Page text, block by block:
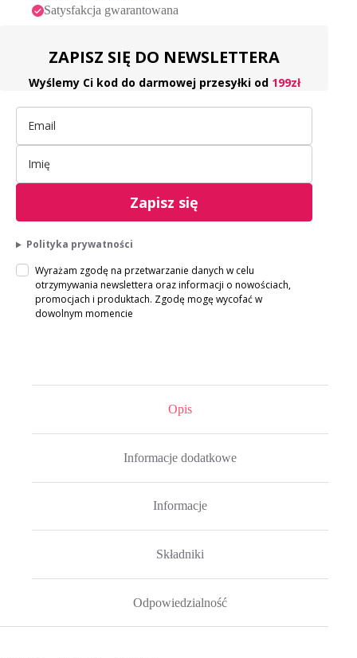
Satysfakcja gwarantowana
ZAPISZ SIĘ DO NEWSLETTERA
Wyślemy Ci kod do darmowej przesyłki od 199zł
Zapisz się
Polityka prywatności
Wyrażam zgodę na przetwarzanie danych w celu
otrzymywania newslettera oraz informacji o nowościach,
promocjach i produktach. Zgodę mogę wycofać w
dowolnym momencie
Opis
Informacje dodatkowe
Informacje
Składniki
Odpowiedzialność